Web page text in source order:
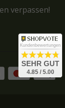
verpassen!
Kundenbewertungen
SEHR GUT
4.85 / 5.00